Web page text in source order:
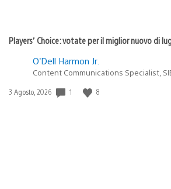
Players’ Choice: votate per il miglior nuovo di
O’Dell Harmon Jr.
Content Communications Specialist,
Data
3 Agosto, 2026 1 8